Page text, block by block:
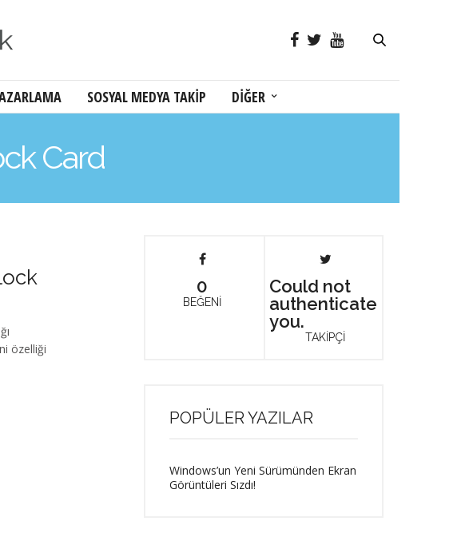
SOSYAL MEDYA TAKİP DİĞER
Card
özelliği
0
BEĞENİ
Could not
authenticate
you.
TAKİPÇİ
POPÜLER YAZILAR
Windows’un Yeni Sürümünden Ekran
Görüntüleri Sızdı!